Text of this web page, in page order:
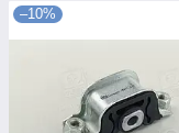
–10%